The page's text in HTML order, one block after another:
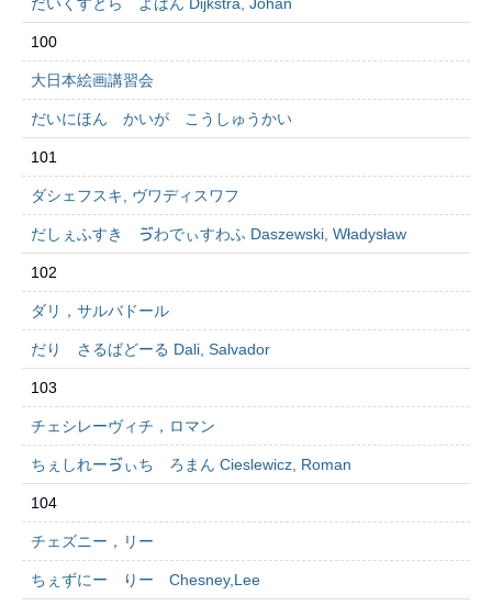
100
大日本絵画講習会
だいにほん かいが こうしゅうかい
101
ダシェフスキ, ヴワディスワフ
だしぇふすき ゔわでぃすわふ Daszewski, Władysław
102
ダリ，サルバドール
だり さるばどーる Dali, Salvador
103
チェシレーヴィチ，ロマン
ちぇしれーゔぃち ろまん Cieslewicz, Roman
104
チェズニー，リー
ちぇずにー りー Chesney,Lee